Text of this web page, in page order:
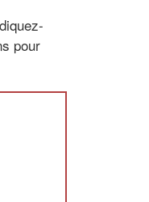
pour